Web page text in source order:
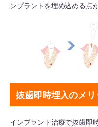
ンプラントを埋め込める点
抜歯即時埋入のメ
インプラント治療で抜歯即